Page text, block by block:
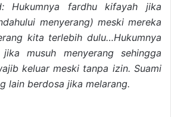
Hukumnya fardhu kifayah jika
menyerang) meski mereka
kita terlebih dulu…Hukumnya
jika musuh menyerang sehingga
keluar meski tanpa izin. Suami
lain berdosa jika melarang.